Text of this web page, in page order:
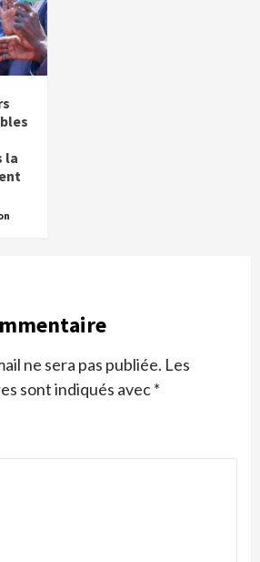
la
ne sera pas publiée. Les
sont indiqués avec*